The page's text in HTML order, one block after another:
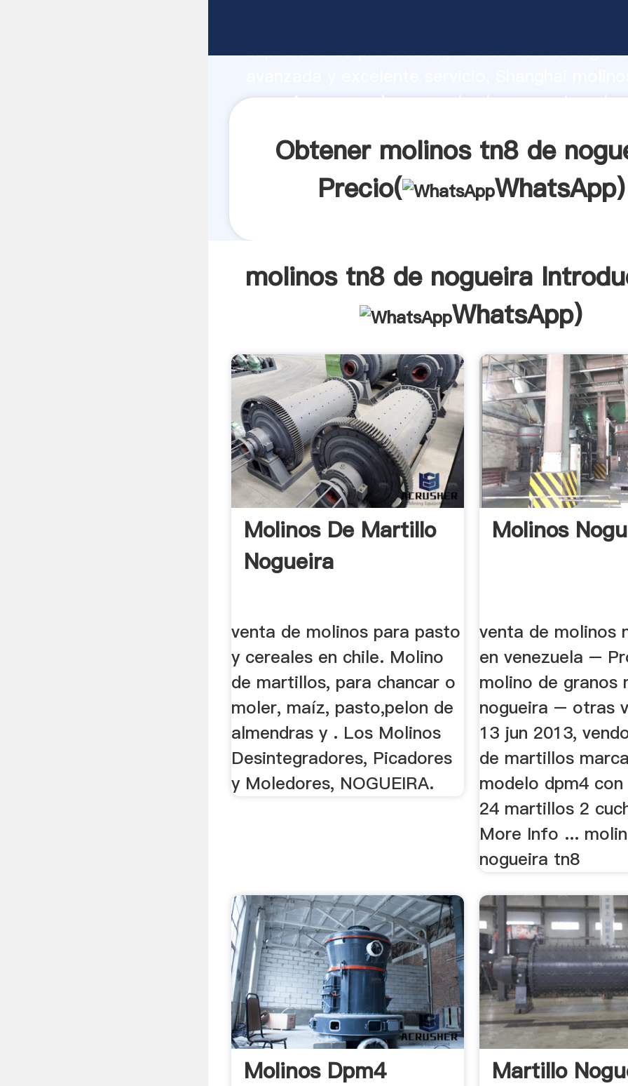
capacidad de producción, fuerza de
nogueira proveedor crea el valor y aporta
Obtener molinos tn8 de
Precio(
WhatsApp)
molinos tn8 de nogueira
WhatsApp)
Molinos De Martillo
Nogueira
venta de molinos para pasto
y cereales en chile. Molino
de martillos, para chancar o
moler, maíz, pasto,pelon de
almendras y . Los Molinos
Desintegradores, Picadores
y Moledores, NOGUEIRA.
Molinos
venta de molinos
en venezuela –
molino de granos
nogueira – otras
13 jun 2013,
de martillos
modelo dpm4
24 martillos 2
More Info ...
nogueira tn8
Molinos Dpm4
Martillo